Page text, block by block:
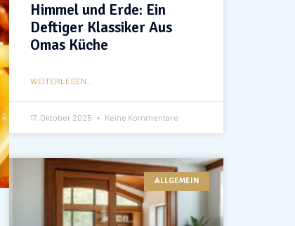
Himmel und Erde: Ein
Deftiger Klassiker Aus
Omas Küche
WEITERLESEN...
17. Oktober 2025 Keine Kommentare
ALLGEMEIN